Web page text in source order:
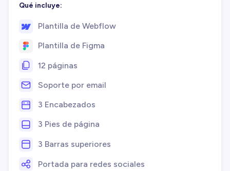
Qué incluye:
Plantilla de Webflow
Plantilla de Figma
12 páginas
Soporte por email
3 Encabezados
3 Pies de página
3 Barras superiores
Portada para redes sociales